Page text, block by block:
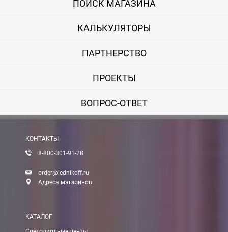
ПОИСК МАГАЗИНА
КАЛЬКУЛЯТОРЫ
ПАРТНЕРСТВО
ПРОЕКТЫ
ВОПРОС-ОТВЕТ
КОНТАКТЫ
8-800-301-91-28
order@lednikoff.ru
Адреса магазинов
КАТАЛОГ